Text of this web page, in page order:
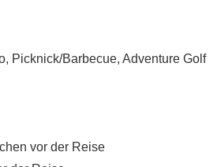
Picknick/Barbecue, Adventure Golf
vor der Reise